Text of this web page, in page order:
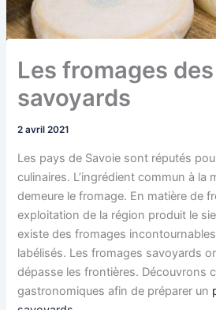
Les fromages
savoyards
2 avril 2021
Les pays de Savoie sont réputés
culinaires. L’ingrédient commun à la
demeure le fromage. En matière de
exploitation de la région produit le
existe des fromages incontournables
labélisés. Les fromages savoyards
dépasse les frontières. Découvrons
gastronomiques afin de préparer un